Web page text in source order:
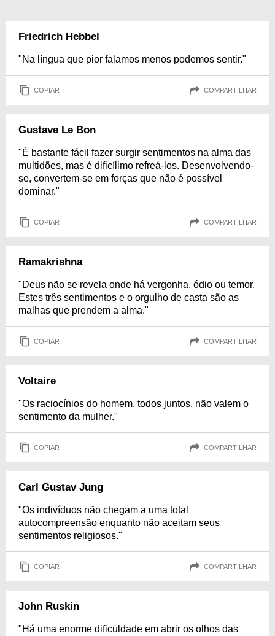
Friedrich Hebbel
"Na língua que pior falamos menos podemos sentir."
COPIAR COMPARTILHAR
Gustave Le Bon
"É bastante fácil fazer surgir sentimentos na alma das
multidões, mas é dificílimo refreá-los. Desenvolvendo-
se, convertem-se em forças que não é possível
dominar."
COPIAR COMPARTILHAR
Ramakrishna
"Deus não se revela onde há vergonha, ódio ou temor.
Estes três sentimentos e o orgulho de casta são as
malhas que prendem a alma."
COPIAR COMPARTILHAR
Voltaire
"Os raciocínios do homem, todos juntos, não valem o
sentimento da mulher."
COPIAR COMPARTILHAR
Carl Gustav Jung
"Os indivíduos não chegam a uma total
autocompreensão enquanto não aceitam seus
sentimentos religiosos."
COPIAR COMPARTILHAR
John Ruskin
"Há uma enorme dificuldade em abrir os olhos das